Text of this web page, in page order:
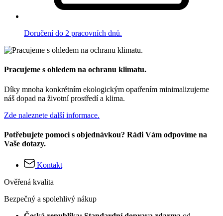
Doručení do 2 pracovních dnů.
Pracujeme s ohledem na ochranu klimatu.
Díky mnoha konkrétním ekologickým opatřením minimalizujeme
náš dopad na životní prostředí a klima.
Zde naleznete další informace.
Potřebujete pomoci s objednávkou? Rádi Vám odpovíme na
Vaše dotazy.
Kontakt
Ověřená kvalita
Bezpečný a spolehlivý nákup